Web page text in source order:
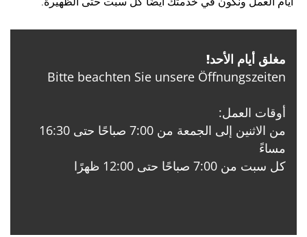
مغلق أيام الأحد!
Bitte beachten Sie unsere Öffnungszeiten
أوقات العمل:
من الاثنين إلى الجمعة من 7:00 صباحًا حتى 16:30
مساءً
كل سبت من 7:00 صباحًا حتى 12:00 ظهرًا